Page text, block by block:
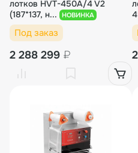
лотков HVT-450A/4 V2
(187*137, н...
НОВИНКА
Под заказ
2 288 299 ₽